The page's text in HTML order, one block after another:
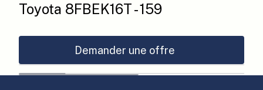
Toyota 8FBEK16T - 159
Demander une offre